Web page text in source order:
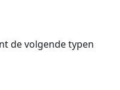
de volgende typen